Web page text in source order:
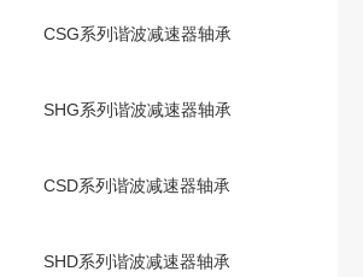
CSG系列谐波减速器轴承
SHG系列谐波减速器轴承
CSD系列谐波减速器轴承
SHD系列谐波减速器轴承